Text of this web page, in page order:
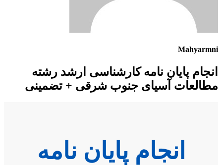
Mahyarmni
انجام پایان نامه کارشناسی ارشد رشته
مطالعات آسیای جنوب شرقی + تضمینی
انجام پایان نامه